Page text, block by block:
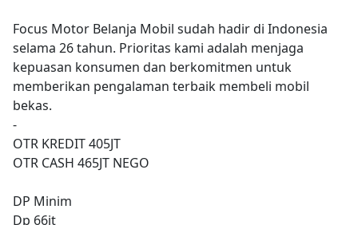
Focus Motor Belanja Mobil sudah hadir di Indonesia
selama 26 tahun. Prioritas kami adalah menjaga
kepuasan konsumen dan berkomitmen untuk
memberikan pengalaman terbaik membeli mobil
bekas.
-
OTR KREDIT 405JT
OTR CASH 465JT NEGO
DP Minim
Dp 66jt